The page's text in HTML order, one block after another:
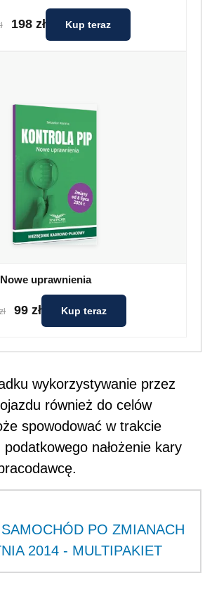
198 zł Kup teraz
uprawnienia
99 zł Kup teraz
wykorzystywanie przez
również do celów
spowodować w trakcie
nałożenie kary
SAMOCHÓD PO ZMIANACH
2014 - MULTIPAKIET